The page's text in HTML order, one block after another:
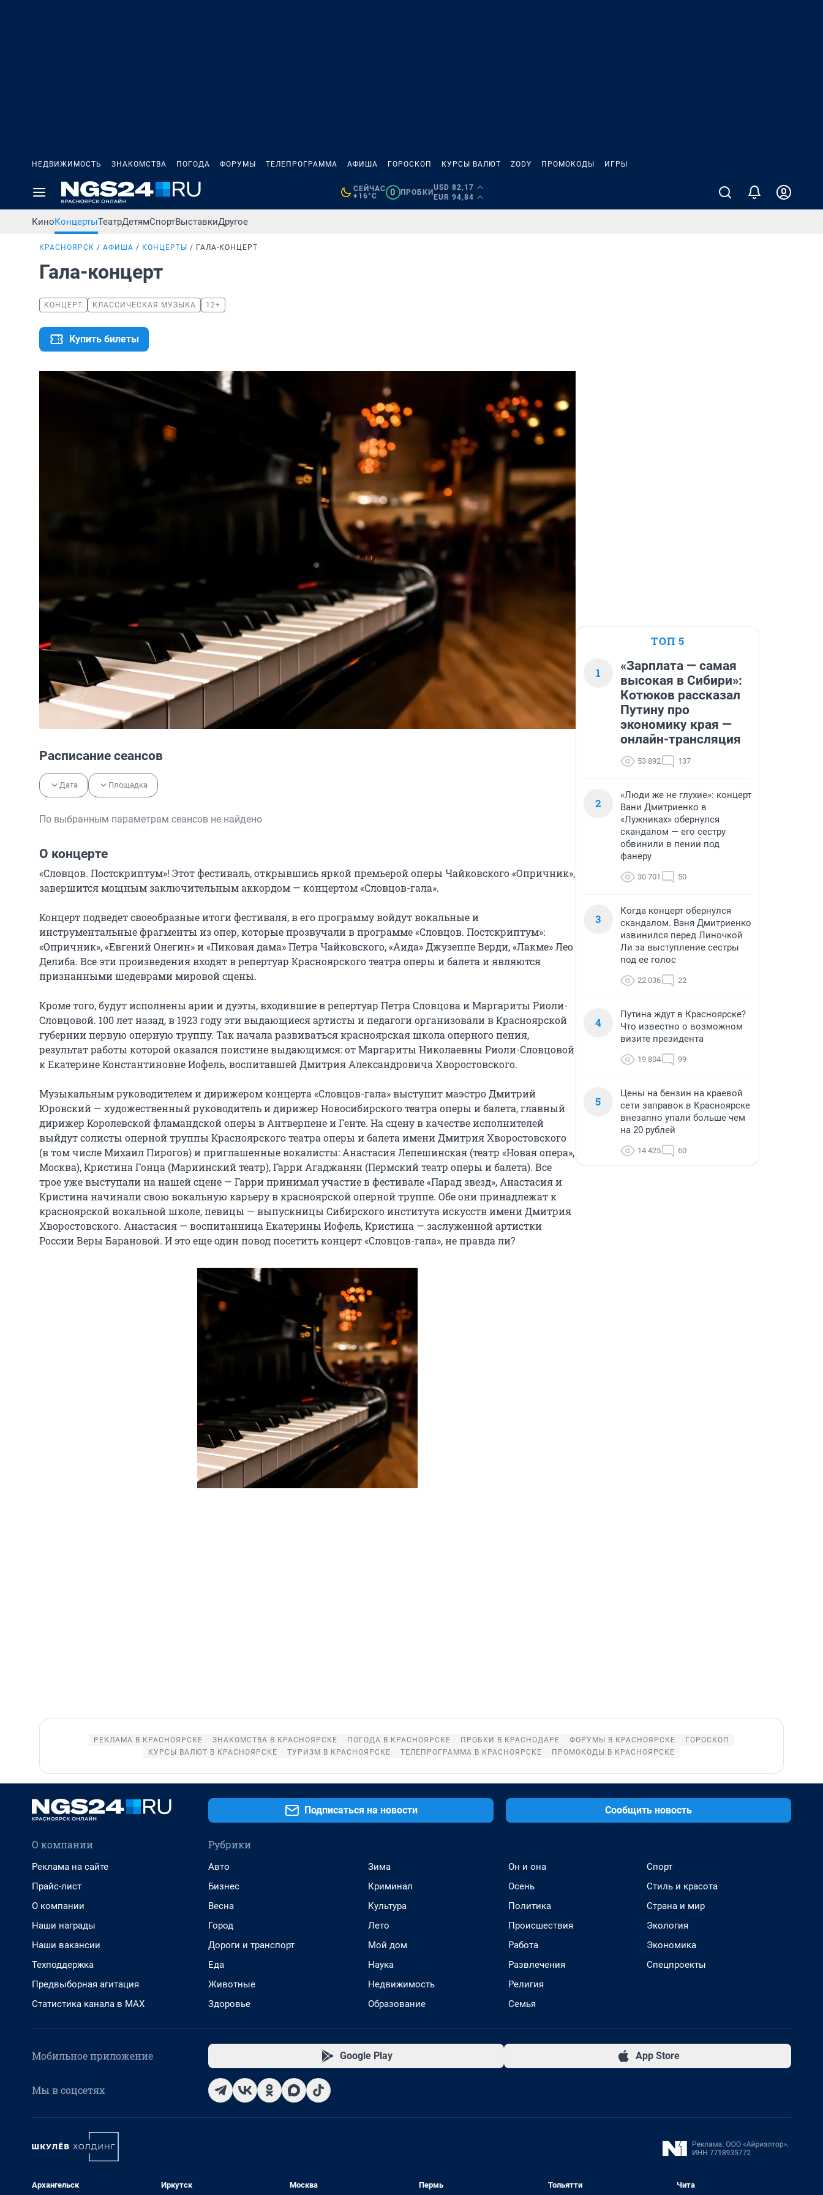
НЕДВИЖИМОСТЬ ЗНАКОМСТВА ПОГОДА ФОРУМЫ ТЕЛЕПРОГРАММА АФИША ГОРОСКОП КУРСЫ ВАЛЮТ ZODY ПРОМОКОДЫ ИГРЫ
СЕЙЧАС
+16°C
0 ПРОБКИ
USD 82,17
EUR 94,84
КиноКонцертыТеатрДетямСпортВыставкиДругое
КРАСНОЯРСК АФИША КОНЦЕРТЫ ГАЛА-КОНЦЕРТ
Гала-концерт
КОНЦЕРТ КЛАССИЧЕСКАЯ МУЗЫКА 12+
Купить билеты
Расписание сеансов
Дата Площадка
По выбранным параметрам сеансов не найдено
О концерте
«Словцов. Постскриптум»! Этот фестиваль, открывшись яркой премьерой оперы Чайковского «Опричник»,
завершится мощным заключительным аккордом — концертом «Словцов-гала».
Концерт подведет своеобразные итоги фестиваля, в его программу войдут вокальные и
инструментальные фрагменты из опер, которые прозвучали в программе «Словцов. Постскриптум»:
«Опричник», «Евгений Онегин» и «Пиковая дама» Петра Чайковского, «Аида» Джузеппе Верди, «Лакме» Лео
Делиба. Все эти произведения входят в репертуар Красноярского театра оперы и балета и являются
признанными шедеврами мировой сцены.
Кроме того, будут исполнены арии и дуэты, входившие в репертуар Петра Словцова и Маргариты Риоли-
Словцовой. 100 лет назад, в 1923 году эти выдающиеся артисты и педагоги организовали в Красноярской
губернии первую оперную труппу. Так начала развиваться красноярская школа оперного пения,
результат работы которой оказался поистине выдающимся: от Маргариты Николаевны Риоли-Словцовой
к Екатерине Константиновне Иофель, воспитавшей Дмитрия Александровича Хворостовского.
Музыкальным руководителем и дирижером концерта «Словцов-гала» выступит маэстро Дмитрий
Юровский — художественный руководитель и дирижер Новосибирского театра оперы и балета, главный
дирижер Королевской фламандской оперы в Антверпене и Генте. На сцену в качестве исполнителей
выйдут солисты оперной труппы Красноярского театра оперы и балета имени Дмитрия Хворостовского
(в том числе Михаил Пирогов) и приглашенные вокалисты: Анастасия Лепешинская (театр «Новая опера»,
Москва), Кристина Гонца (Мариинский театр), Гарри Агаджанян (Пермский театр оперы и балета). Все
трое уже выступали на нашей сцене — Гарри принимал участие в фестивале «Парад звезд», Анастасия и
Кристина начинали свою вокальную карьеру в красноярской оперной труппе. Обе они принадлежат к
красноярской вокальной школе, певицы — выпускницы Сибирского института искусств имени Дмитрия
Хворостовского. Анастасия — воспитанница Екатерины Иофель, Кристина — заслуженной артистки
России Веры Барановой. И это еще один повод посетить концерт «Словцов-гала», не правда ли?
ТОП 5
1
«Зарплата — самая
высокая в Сибири»:
Котюков рассказал
Путину про
экономику края —
онлайн-трансляция
53 892 137
2
«Люди же не глухие»: концерт
Вани Дмитриенко в
«Лужниках» обернулся
скандалом — его сестру
обвинили в пении под
фанеру
30 701 50
3
Когда концерт обернулся
скандалом. Ваня Дмитриенко
извинился перед Линочкой
Ли за выступление сестры
под ее голос
22 036 22
4
Путина ждут в Красноярске?
Что известно о возможном
визите президента
19 804 99
5
Цены на бензин на краевой
сети заправок в Красноярске
внезапно упали больше чем
на 20 рублей
14 425 60
РЕКЛАМА В КРАСНОЯРСКЕ ЗНАКОМСТВА В КРАСНОЯРСКЕ ПОГОДА В КРАСНОЯРСКЕ ПРОБКИ В КРАСНОДАРЕ ФОРУМЫ В КРАСНОЯРСКЕ
ГОРОСКОП
КУРСЫ ВАЛЮТ В КРАСНОЯРСКЕ
ТУРИЗМ В КРАСНОЯРСКЕ ТЕЛЕПРОГРАММА В КРАСНОЯРСКЕ ПРОМОКОДЫ В КРАСНОЯРСКЕ
Подписаться на новости Сообщить новость
О компании
Реклама на сайте
Прайс-лист
О компании
Наши награды
Наши вакансии
Техподдержка
Предвыборная агитация
Статистика канала в MAX
Рубрики
Авто
Бизнес
Весна
Город
Дороги и транспорт
Еда
Животные
Здоровье
Зима
Криминал
Культура
Лето
Мой дом
Наука
Недвижимость
Образование
Он и она
Осень
Политика
Происшествия
Работа
Развлечения
Религия
Семья
Спорт
Стиль и красота
Страна и мир
Экология
Экономика
Спецпроекты
Мобильное приложение Google Play App Store
Мы в соцсетях
Архангельск Иркутск Москва Пермь Тольятти Чита